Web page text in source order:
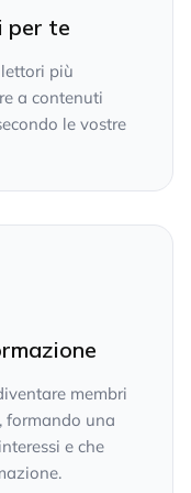
per te
più
a contenuti
le vostre
membri
formando una
e che